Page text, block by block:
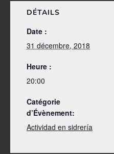
DÉTAILS
Date :
31 décembre, 2018
Heure :
20:00
Catégorie
d’Évènement:
Actividad en sidrería